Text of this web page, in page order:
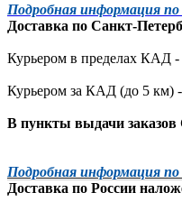
Подробная информация по
Доставка по Санкт-
Курьером в пределах КАД -
Курьером за КАД (до 5 км) -
В пункты выдачи
Подробная информация по
Доставка по России